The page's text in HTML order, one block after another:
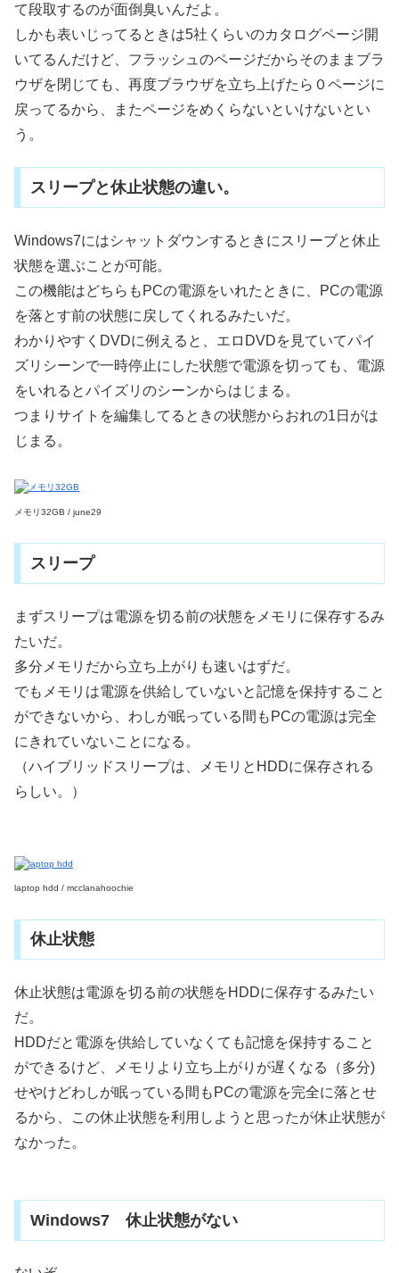
て段取するのが面倒臭いんだよ。
しかも表いじってるときは5社くらいのカタログページ開
いてるんだけど、フラッシュのページだからそのままブラ
ウザを閉じても、再度ブラウザを立ち上げたら０ページに
戻ってるから、またページをめくらないといけないとい
う。
スリープと休止状態の違い。
Windows7にはシャットダウンするときにスリーブと休止
状態を選ぶことが可能。
この機能はどちらもPCの電源をいれたときに、PCの電源
を落とす前の状態に戻してくれるみたいだ。
わかりやすくDVDに例えると、エロDVDを見ていてパイ
ズリシーンで一時停止にした状態で電源を切っても、電源
をいれるとパイズリのシーンからはじまる。
つまりサイトを編集してるときの状態からおれの1日がは
じまる。
メモリ32GB / june29
スリープ
まずスリープは電源を切る前の状態をメモリに保存するみ
たいだ。
多分メモリだから立ち上がりも速いはずだ。
でもメモリは電源を供給していないと記憶を保持すること
ができないから、わしが眠っている間もPCの電源は完全
にきれていないことになる。
（ハイブリッドスリープは、メモリとHDDに保存される
らしい。）
laptop hdd / mcclanahoochie
休止状態
休止状態は電源を切る前の状態をHDDに保存するみたい
だ。
HDDだと電源を供給していなくても記憶を保持すること
ができるけど、メモリより立ち上がりが遅くなる（多分)
せやけどわしが眠っている間もPCの電源を完全に落とせ
るから、この休止状態を利用しようと思ったが休止状態が
なかった。
Windows7 休止状態がない